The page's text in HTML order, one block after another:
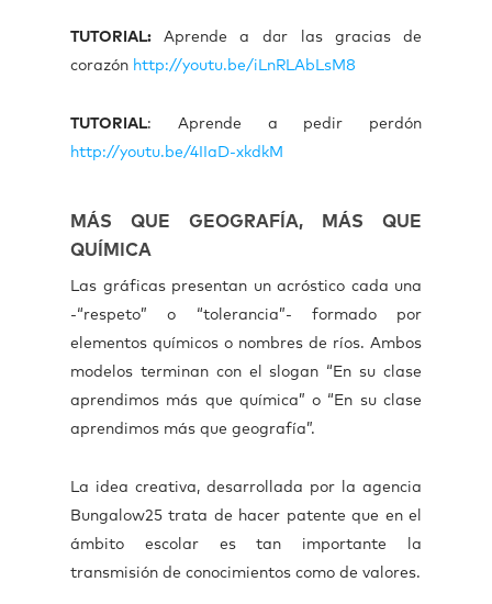
TUTORIAL: Aprende a dar las gracias de
corazón http://youtu.be/iLnRLAbLsM8
TUTORIAL: Aprende a pedir perdón
http://youtu.be/4IIaD-xkdkM
MÁS QUE GEOGRAFÍA, MÁS QUE
QUÍMICA
Las gráficas presentan un acróstico cada una
-“respeto” o “tolerancia”- formado por
elementos químicos o nombres de ríos. Ambos
modelos terminan con el slogan “En su clase
aprendimos más que química” o “En su clase
aprendimos más que geografía”.
La idea creativa, desarrollada por la agencia
Bungalow25 trata de hacer patente que en el
ámbito escolar es tan importante la
transmisión de conocimientos como de valores.